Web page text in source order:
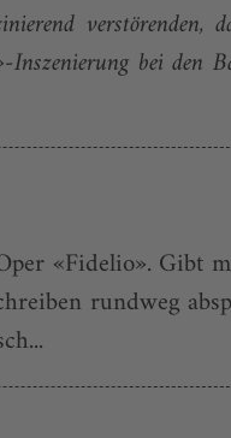
verstörenden,
bei den
«Fidelio». Gibt
rundweg